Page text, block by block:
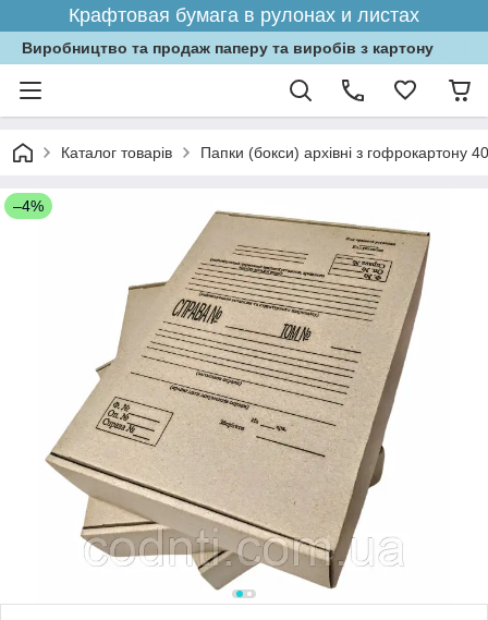
Крафтовая бумага в рулонах и листах
Виробництво та продаж паперу та виробів з картону
Каталог товарів Папки (бокси) архівні з гофрокартону
–4%